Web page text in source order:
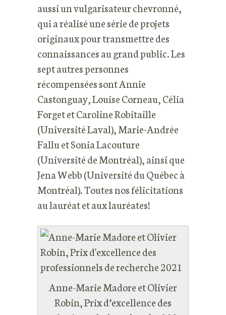
aussi un vulgarisateur chevronné,
qui a réalisé une série de projets
originaux pour transmettre des
connaissances au grand public. Les
sept autres personnes
récompensées sont Annie
Castonguay, Louise Corneau, Célia
Forget et Caroline Robitaille
(Université Laval), Marie-Andrée
Fallu et Sonia Lacouture
(Université de Montréal), ainsi que
Jena Webb (Université du Québec à
Montréal). Toutes nos félicitations
au lauréat et aux lauréates!
Anne-Marie Madore et Olivier
Robin, Prix d’excellence des